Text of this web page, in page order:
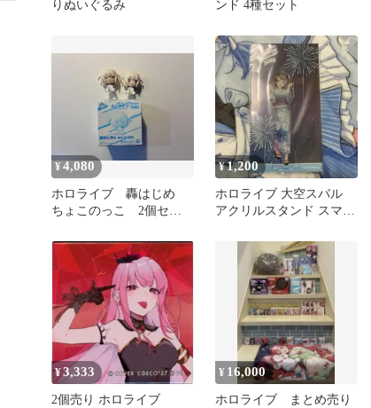
りぬいぐるみ
ンド 4種セット
¥4,080
ホロライブ 轟はじめ
ちょこのっこ 2個セッ
¥1,200
ホロライブ 大空スバル
アクリルスタンド スマイ
¥3,333
2個売り ホロライブ
¥ 16,000
ホロライブ まとめ売り